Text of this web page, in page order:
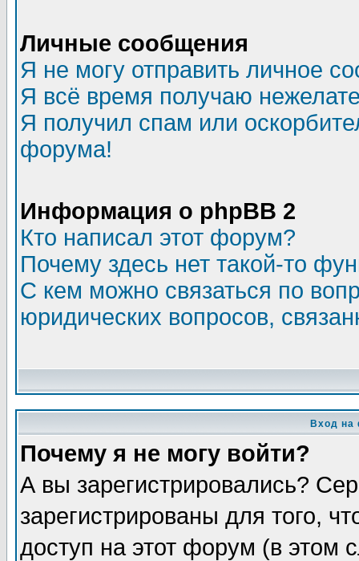
Личные сообщения
Я не могу отправить личное
Я всё время получаю
Я получил спам или
форума!
Информация о phpBB 2
Кто написал этот форум?
Почему здесь нет такой-то
С кем можно связаться по
юридических вопросов,
Вход на
Почему я не могу войти?
А вы зарегистрировались?
зарегистрированы для того,
доступ на этот форум (в этом